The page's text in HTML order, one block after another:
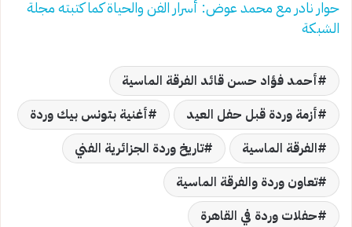
حوار نادر مع محمد عوض: أسرار الفن والحياة كما كتبته مجلة
الشبكة
أحمد فؤاد حسن قائد الفرقة الماسية
أزمة وردة قبل حفل العيد
أغنية بتونس بيك وردة
الفرقة الماسية
تاريخ وردة الجزائرية الفني
تعاون وردة والفرقة الماسية
حفلات وردة في القاهرة